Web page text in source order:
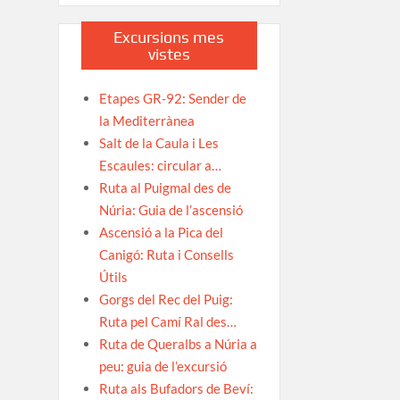
Excursions mes
vistes
Etapes GR-92: Sender de
la Mediterrànea
Salt de la Caula i Les
Escaules: circular a…
Ruta al Puigmal des de
Núria: Guia de l’ascensió
Ascensió a la Pica del
Canigó: Ruta i Consells
Útils
Gorgs del Rec del Puig:
Ruta pel Camí Ral des…
Ruta de Queralbs a Núria a
peu: guia de l’excursió
Ruta als Bufadors de Beví: